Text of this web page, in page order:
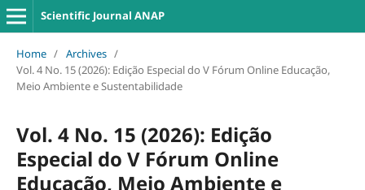
Scientific Journal ANAP
Home / Archives /
Vol. 4 No. 15 (2026): Edição Especial do V Fórum Online Educação,
Meio Ambiente e Sustentabilidade
Vol. 4 No. 15 (2026): Edição
Especial do V Fórum Online
Educação, Meio Ambiente e